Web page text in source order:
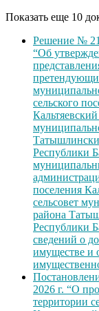
Показать еще 10
Решение №
“Об
сельского
Кальтяевский
Республики
поселения
сельсовет
района
Республики
сведений о
имуществе и
2026 г. “О
территории